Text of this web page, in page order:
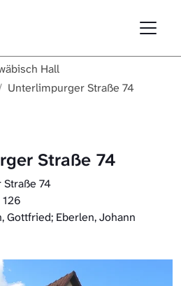
Hall
Unterlimpurger Straße 74
Straße 74
74
126
Gottfried; Eberlen, Johann
Steinbach